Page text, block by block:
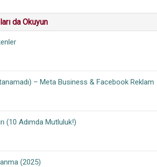
da Okuyun
– Meta Business & Facebook Reklam
(10 Adımda Mutluluk!)
(2025)